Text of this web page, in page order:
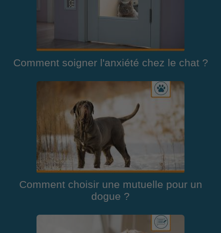
Comment soigner l'anxiété chez le chat ?
Comment choisir une mutuelle pour un
dogue ?